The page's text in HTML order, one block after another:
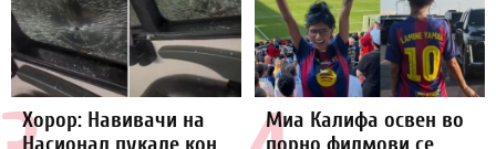
Хорор: Навивачи на
Миа Калифа освен во